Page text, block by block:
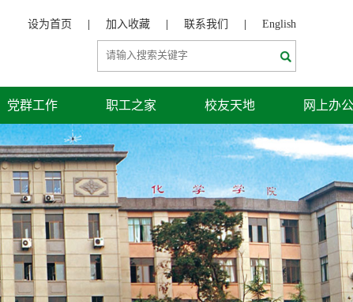
English
联系我们
加入收藏
设为首页
党群工作 职工之家 校友天地 网上办公